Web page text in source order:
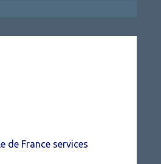
de France services